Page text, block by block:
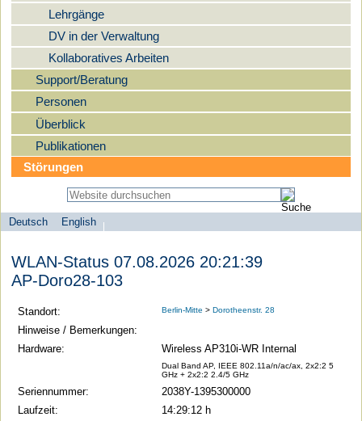
Lehrgänge
DV in der Verwaltung
Kollaboratives Arbeiten
Support/Beratung
Personen
Überblick
Publikationen
Störungen
Sprachauswahl
Deutsch
English
search-menu
Universität
zu
Berlin
Computer-
Medienservice
WLAN-Status 07.08.2026 20:21:39
AP-Doro28-103
Standort: Berlin-Mitte >Dorotheenstr. 28
Hinweise / Bemerkungen:
Hardware:
Wireless AP310i-WR Internal
Dual Band AP, IEEE 802.11a/n/ac/ax, 2x2:2 5
GHz + 2x2:2 2.4/5 GHz
Seriennummer:
2038Y-1395300000
Laufzeit:
14:29:12 h